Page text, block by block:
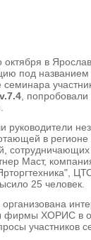
октября в
под
,
руководители
в
Маст,
25 человек.
фирмы ХОРИС в
участников